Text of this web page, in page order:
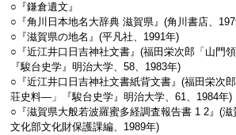
○『鎌倉遺文』
○『角川日本地名大辞典 滋賀県』(角川書店、
○『滋賀県の地名』(平凡社、1991年)
○『近江井口日吉神社文書』(福田栄次郎「山門領
『駿台史学』明治大学、58、1983年)
○『近江井口日吉神社文書紙背文書』(福田栄次
荘史料―」『駿台史学』明治大学、61、1984年)
○『滋賀県大般若波羅蜜多経調査報告書 1 2』(
文化部文化財保護課編、1989年)